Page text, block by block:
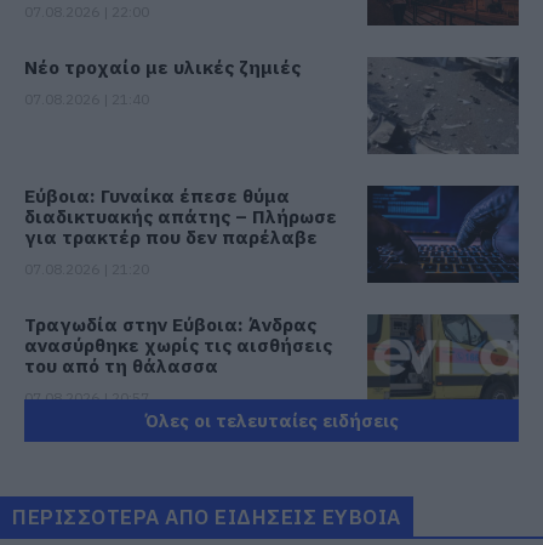
Νέο τροχαίο με υλικές ζημιές
Εύβοια: Γυναίκα έπεσε θύμα
διαδικτυακής απάτης – Πλήρωσε
για τρακτέρ που δεν παρέλαβε
Τραγωδία στην Εύβοια: Άνδρας
ανασύρθηκε χωρίς τις αισθήσεις
του από τη θάλασσα
07.08.2026 | 20:57
Όλες οι τελευταίες ειδήσεις
ΠΕΡΙΣΣΟΤΕΡΑ ΑΠΟ ΕΙΔΗΣΕΙΣ ΕΥΒΟΙΑ